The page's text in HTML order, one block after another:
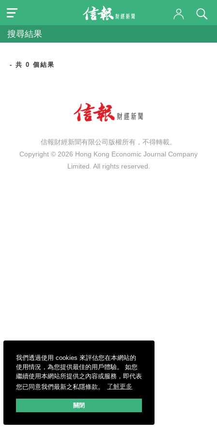
我們透過使用 cookies 來評估您在本網站的
使用情況，為您提供最佳的用戶體驗。 如您
繼續使用本網站所提供之內容或服務，即代表
您已同意我們最新之私隱條款。
了解更多
關閉
搜尋結果
- 共 0 個結果
信報財經新聞有限公司版權所有，不得轉載。
Copyright © 2026 Hong Kong Economic Journal Company
Limited. All rights reserved.